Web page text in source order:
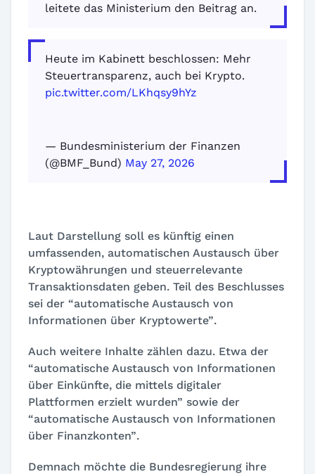
leitete das Ministerium den Beitrag an.
Heute im Kabinett beschlossen: Mehr
Steuertransparenz, auch bei Krypto.
pic.twitter.com/LKhqsy9hYz
— Bundesministerium der Finanzen
(@BMF_Bund) May 27, 2026
Laut Darstellung soll es künftig einen
umfassenden, automatischen Austausch über
Kryptowährungen und steuerrelevante
Transaktionsdaten geben. Teil des Beschlusses
sei der “automatische Austausch von
Informationen über Kryptowerte”.
Auch weitere Inhalte zählen dazu. Etwa der
“automatische Austausch von Informationen
über Einkünfte, die mittels digitaler
Plattformen erzielt wurden” sowie der
“automatische Austausch von Informationen
über Finanzkonten”.
Demnach möchte die Bundesregierung ihre